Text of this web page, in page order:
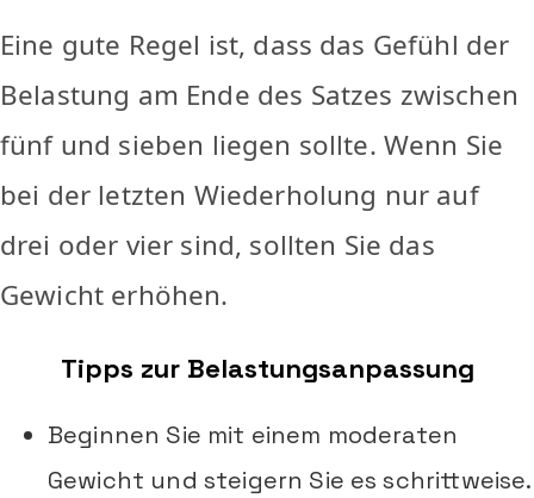
Eine gute Regel ist, dass das Gefühl der
Belastung am Ende des Satzes zwischen
fünf und sieben liegen sollte. Wenn Sie
bei der letzten Wiederholung nur auf
drei oder vier sind, sollten Sie das
Gewicht erhöhen.
Tipps zur Belastungsanpassung
Beginnen Sie mit einem moderaten
Gewicht und steigern Sie es schrittweise.